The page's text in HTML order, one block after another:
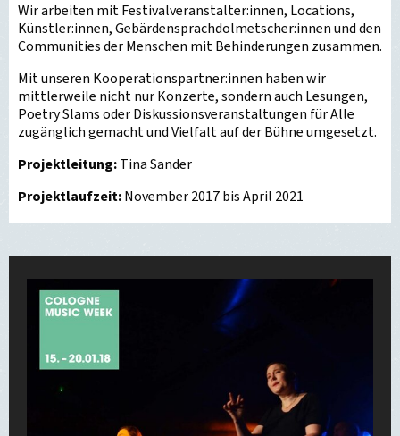
Wir arbeiten mit Festivalveranstalter:innen, Locations,
Künstler:innen, Gebärdensprachdolmetscher:innen und den
Communities der Menschen mit Behinderungen zusammen.
Mit unseren Kooperationspartner:innen haben wir
mittlerweile nicht nur Konzerte, sondern auch Lesungen,
Poetry Slams oder Diskussionsveranstaltungen für Alle
zugänglich gemacht und Vielfalt auf der Bühne umgesetzt.
Projektleitung:Tina Sander
Projektlaufzeit:November 2017 bis April 2021